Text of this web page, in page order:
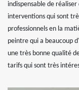
indispensable de
interventions qui sont
professionnels en la
peintre qui a beaucoup
une très bonne qualité
tarifs qui sont très